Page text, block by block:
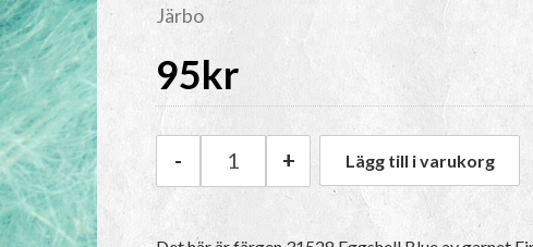
Järbo
95kr
Järbo Fin Mohair Silke | 31528
- + Lägg till i varukorg